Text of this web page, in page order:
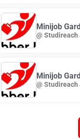
Minijob
@ Studireach
Minijob
@ Studireach